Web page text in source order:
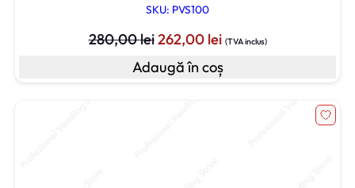
SKU: PVS100
280,00leiPrețul
inițial
a
262,00 leiPrețul
este:
(TVA inclus)
Adaugă în coș